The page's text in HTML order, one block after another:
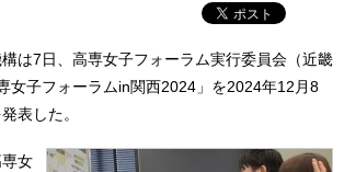
は7日、高専女子フォーラム実行委員会（近畿
女子フォーラムin関西2024」を2024年12月8
表した。
女